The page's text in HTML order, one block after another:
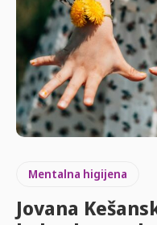
Mentalna higijena
Jovana